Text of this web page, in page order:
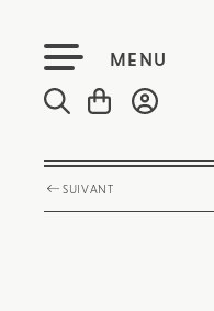
MENU
SUIVANT